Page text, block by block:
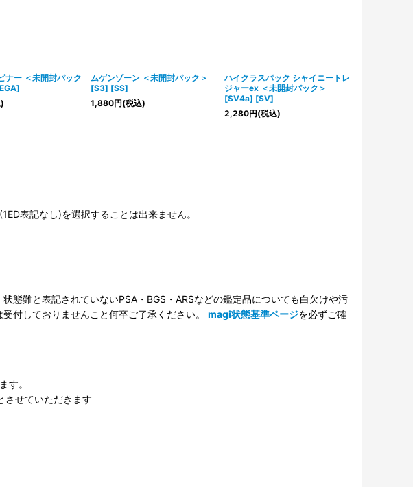
ナー ＜未開封パック
ムゲンゾーン ＜未開封パック＞
[S3] [SS]
1,880円(税込)
ハイクラスパック シャイニートレ
ジャーex ＜未開封パック＞
[SV4a] [SV]
2,280円(税込)
表記なし)を選択することは出来ません。
態難と表記されていないPSA・BGS・ARSなどの鑑定品についても白欠けや汚
付しておりませんこと何卒ご了承ください。 magi状態基準ページを必ずご確
す。
させていただきます